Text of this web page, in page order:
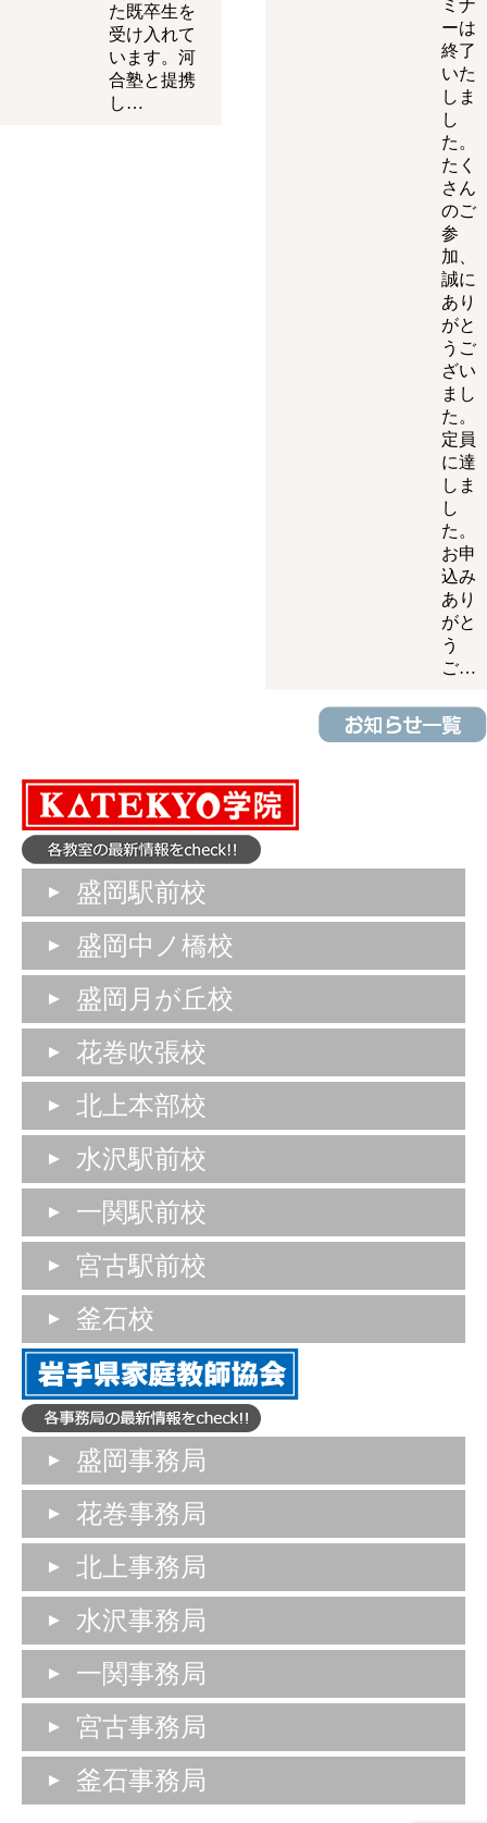
た既卒生を
受け入れて
います。河
合塾と提携
し…
ミナ
ーは
終了
いた
しま
し
た。
たく
さん
のご
参
加、
誠に
あり
がと
うご
ざい
まし
た。
定員
に達
しま
し
た。
お申
込み
あり
がと
う
ご…
盛岡駅前校
盛岡中ノ橋校
盛岡月が丘校
花巻吹張校
北上本部校
水沢駅前校
一関駅前校
宮古駅前校
釜石校
盛岡事務局
花巻事務局
北上事務局
水沢事務局
一関事務局
宮古事務局
釜石事務局